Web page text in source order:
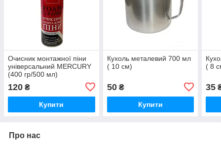
Очисник монтажної піни
універсальний MERCURY
(400 гр/500 мл)
120 ₴
Купити
Кухоль металевий 700 мл
( 10 см)
50₴
Купити
( 8
35
Про нас